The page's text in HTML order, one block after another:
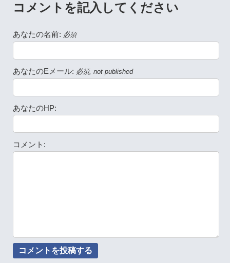
コメントを記入してください
あなたの名前: 必須
あなたのEメール: 必須, not published
あなたのHP:
コメント: